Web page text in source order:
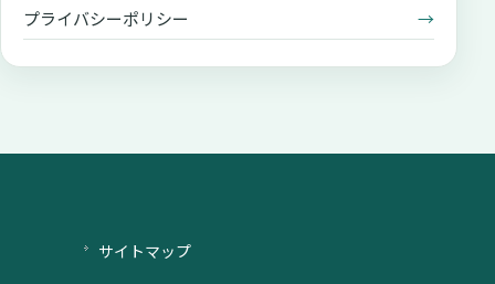
プライバシーポリシー →
サイトマップ